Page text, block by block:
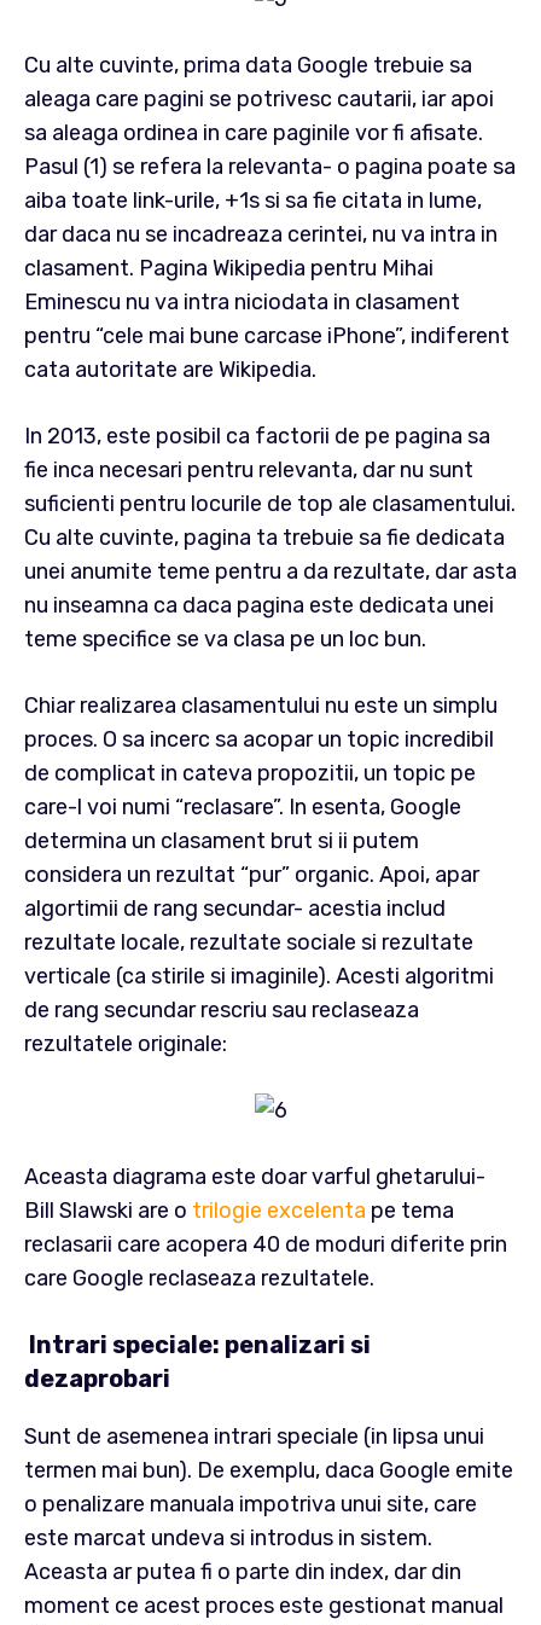
Cu alte cuvinte, prima data Google trebuie sa
aleaga care pagini se potrivesc cautarii, iar apoi
sa aleaga ordinea in care paginile vor fi afisate.
Pasul (1) se refera la relevanta- o pagina poate sa
aiba toate link-urile, +1s si sa fie citata in lume,
dar daca nu se incadreaza cerintei, nu va intra in
clasament. Pagina Wikipedia pentru Mihai
Eminescu nu va intra niciodata in clasament
pentru “cele mai bune carcase iPhone”, indiferent
cata autoritate are Wikipedia.
In 2013, este posibil ca factorii de pe pagina sa
fie inca necesari pentru relevanta, dar nu sunt
suficienti pentru locurile de top ale clasamentului.
Cu alte cuvinte, pagina ta trebuie sa fie dedicata
unei anumite teme pentru a da rezultate, dar asta
nu inseamna ca daca pagina este dedicata unei
teme specifice se va clasa pe un loc bun.
Chiar realizarea clasamentului nu este un simplu
proces. O sa incerc sa acopar un topic incredibil
de complicat in cateva propozitii, un topic pe
care-l voi numi “reclasare”. In esenta, Google
determina un clasament brut si ii putem
considera un rezultat “pur” organic. Apoi, apar
algortimii de rang secundar- acestia includ
rezultate locale, rezultate sociale si rezultate
verticale (ca stirile si imaginile). Acesti algoritmi
de rang secundar rescriu sau reclaseaza
rezultatele originale:
Aceasta diagrama este doar varful ghetarului-
Bill Slawski are o trilogie excelenta pe tema
reclasarii care acopera 40 de moduri diferite prin
care Google reclaseaza rezultatele.
Intrari speciale: penalizari si
dezaprobari
Sunt de asemenea intrari speciale (in lipsa unui
termen mai bun). De exemplu, daca Google emite
o penalizare manuala impotriva unui site, care
este marcat undeva si introdus in sistem.
Aceasta ar putea fi o parte din index, dar din
moment ce acest proces este gestionat manual